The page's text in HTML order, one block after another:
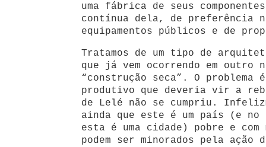
uma fábrica de seus
contínua dela, de preferência
equipamentos públicos e de
Tratamos de um tipo de
que já vem ocorrendo em outro
“construção seca”. O problema
produtivo que deveria vir a
de Lelé não se cumpriu.
ainda que este é um país (e no
esta é uma cidade) pobre e com
podem ser minorados pela